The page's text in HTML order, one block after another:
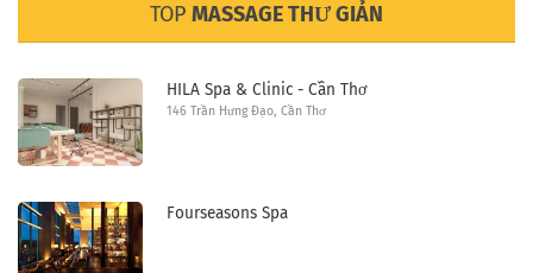
TOP MASSAGE THƯ GIẢN
HILA Spa & Clinic - Cần Thơ
146 Trần Hưng Đạo, Cần Thơ
Fourseasons Spa